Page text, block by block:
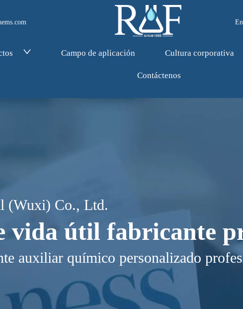
Campo de aplicación Cultura corporativa
Contáctenos
(Wuxi) Co., Ltd.
vida útil fabricante
auxiliar químico personalizado